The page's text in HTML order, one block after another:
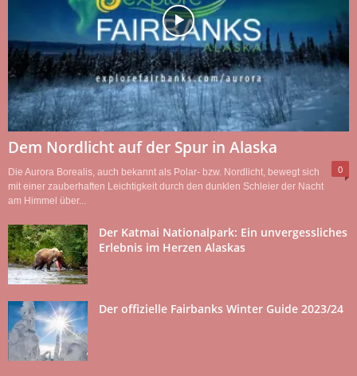
Dem Nordlicht auf der Spur in Alaska
0
Die Aurora Borealis, auch bekannt als Polar- bzw. Nordlicht, bewegt sich
mit einer zauberhaften Leichtigkeit durch den dunklen Schleier der Nacht
am Himmel über...
Der Katmai Nationalpark: Ein unvergessliches
Erlebnis im Herzen Alaskas
Der offizielle Fairbanks Winter Guide 2023/24